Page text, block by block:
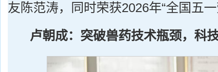
友陈范涛，同时荣获2026年“全国五
卢朝成：突破兽药技术瓶颈，科